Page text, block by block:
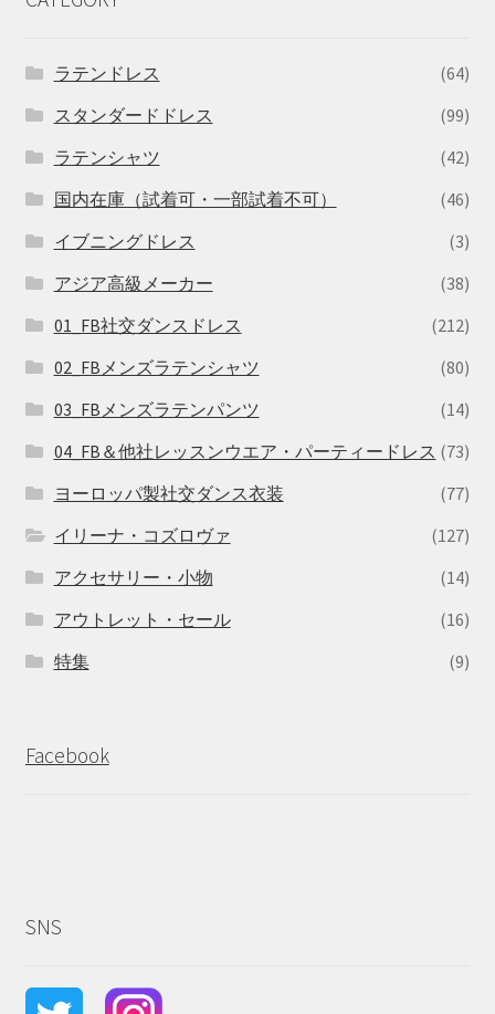
ラテンドレス
(64)
スタンダードドレス
(99)
ラテンシャツ
(42)
国内在庫（試着可・一部試着不可）
(46)
イブニングドレス
(3)
アジア高級メーカー
(38)
01_FB社交ダンスドレス
(212)
02_FBメンズラテンシャツ
(80)
03_FBメンズラテンパンツ
(14)
04_FB＆他社レッスンウエア・パーティードレス (73)
ヨーロッパ製社交ダンス衣装
(77)
イリーナ・コズロヴァ
(127)
アクセサリー・小物
(14)
アウトレット・セール
(16)
特集
(9)
Facebook
SNS